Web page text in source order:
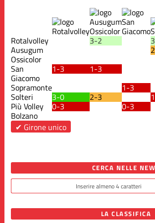
Rotalvolley 3-2
Ausugum
Ossicolor
San
Giacomo
1-3 1-3
Sopramonte
1-3
Solteri 3-0 2-3
Più Volley
Bolzano
0-3
0-3
✔ Girone unico
CERCA NELLE
LA CLASSIFICA